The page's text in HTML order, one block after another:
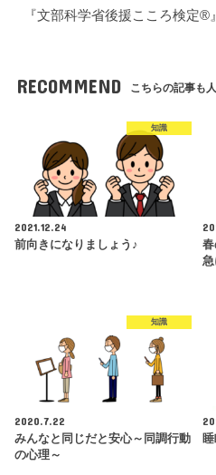
『文部科学省後援こころ検定®
RECOMMEND こちらの記事も人
知識
2021.12.24
前向きになりましょう♪
急
知識
2020.7.22
みんなと同じだと安心～同調行動
の心理～